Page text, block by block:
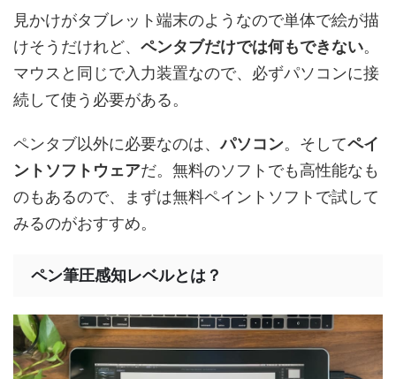
見かけがタブレット端末のようなので単体で絵が描
けそうだけれど、 ペンタブだけでは何もできない。
マウスと同じで入力装置なので、必ずパソコンに接
続して使う必要がある。
ペンタブ以外に必要なのは、パソコン。そしてペイ
ントソフトウェアだ。無料のソフトでも高性能なも
のもあるので、まずは無料ペイントソフトで試して
みるのがおすすめ。
ペン筆圧感知レベルとは？